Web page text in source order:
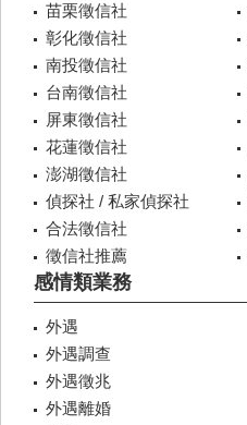
苗栗徵信社
彰化徵信社
南投徵信社
台南徵信社
屏東徵信社
花蓮徵信社
澎湖徵信社
偵探社 / 私家偵探社
合法徵信社
徵信社推薦
感情類業務
外遇
外遇調查
外遇徵兆
外遇離婚